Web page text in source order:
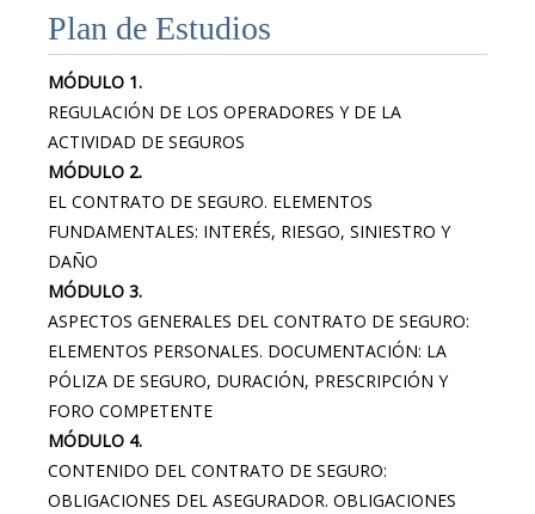
Plan de Estudios
MÓDULO 1.
REGULACIÓN DE LOS OPERADORES Y DE LA
ACTIVIDAD DE SEGUROS
MÓDULO 2.
EL CONTRATO DE SEGURO. ELEMENTOS
FUNDAMENTALES: INTERÉS, RIESGO, SINIESTRO Y
DAÑO
MÓDULO 3.
ASPECTOS GENERALES DEL CONTRATO DE SEGURO:
ELEMENTOS PERSONALES. DOCUMENTACIÓN: LA
PÓLIZA DE SEGURO, DURACIÓN, PRESCRIPCIÓN Y
FORO COMPETENTE
MÓDULO 4.
CONTENIDO DEL CONTRATO DE SEGURO:
OBLIGACIONES DEL ASEGURADOR. OBLIGACIONES